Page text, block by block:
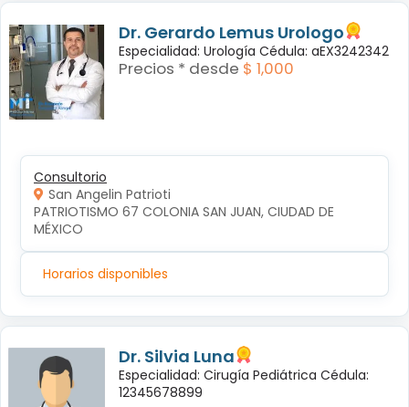
Dr. Gerardo Lemus Urologo
Especialidad: Urología Cédula: aEX3242342
Precios * desde $ 1,000
Consultorio
San Angelin Patrioti
PATRIOTISMO 67 COLONIA SAN JUAN, CIUDAD DE
MÉXICO
Horarios disponibles
Dr. Silvia Luna
Especialidad: Cirugía Pediátrica Cédula:
12345678899